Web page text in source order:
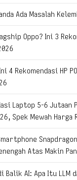
Ada Masalah
Oppo? Ini 3
4 Rekomendasi HP
Laptop 5-6
Spek Mewah Harga
Atas Makin
Balik AI: Apa Itu LLM